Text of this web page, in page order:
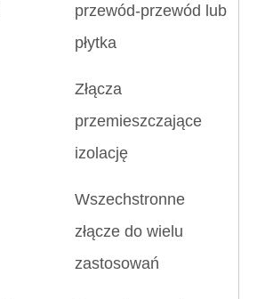
przewód-przewód lub
płytka
Złącza
przemieszczające
izolację
Wszechstronne
złącze do wielu
zastosowań